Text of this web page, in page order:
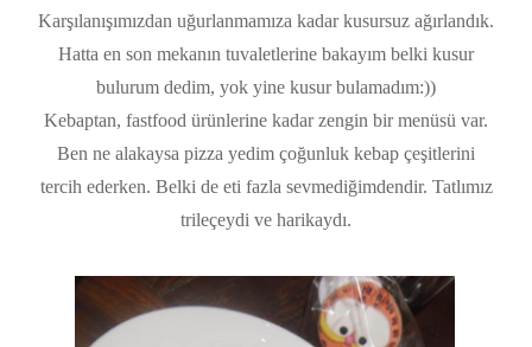
Karşılanışımızdan uğurlanmamıza kadar kusursuz ağırlandık.
Hatta en son mekanın tuvaletlerine bakayım belki kusur
bulurum dedim, yok yine kusur bulamadım:))
Kebaptan, fastfood ürünlerine kadar zengin bir menüsü var.
Ben ne alakaysa pizza yedim çoğunluk kebap çeşitlerini
tercih ederken. Belki de eti fazla sevmediğimdendir. Tatlımız
trileçeydi ve harikaydı.